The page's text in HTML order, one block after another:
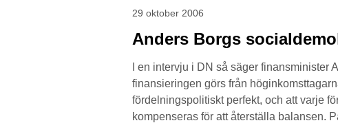
29 oktober 2006
Anders Borgs
I en intervju i DN så säger finansminister
finansieringen görs från
fördelningspolitiskt perfekt, och att varje
kompenseras för att återställa balansen.